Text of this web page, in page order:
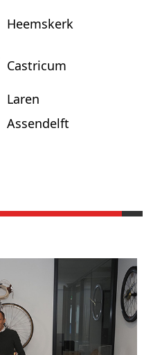
Heemskerk
Castricum
Laren
Assendelft